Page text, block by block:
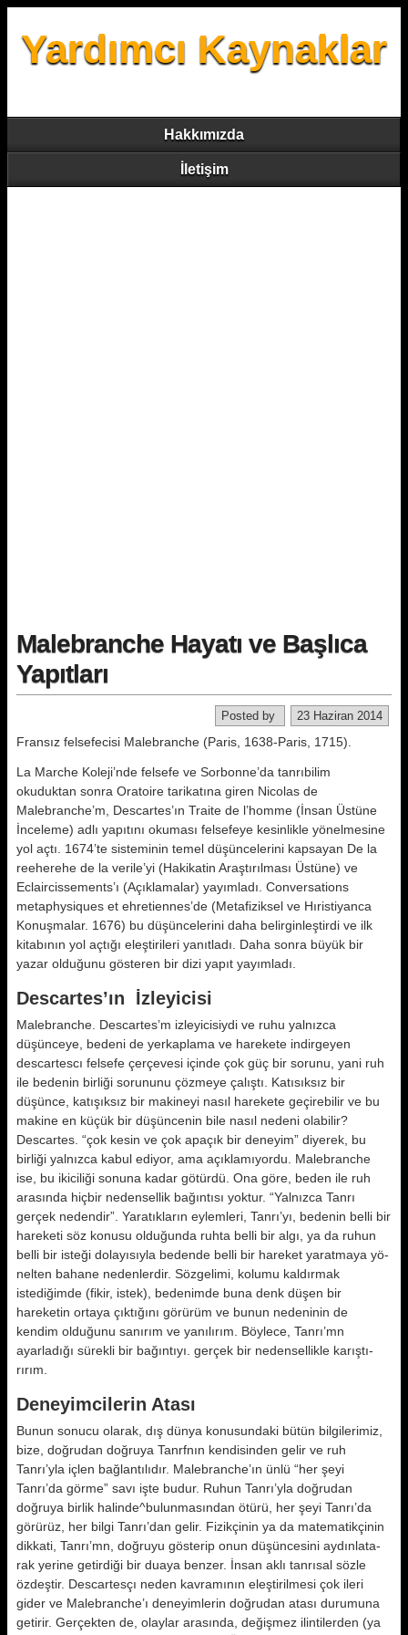
Yardımcı Kaynaklar
Hakkımızda
İletişim
Malebranche Hayatı ve Başlıca
Yapıtları
23 Haziran 2014
Posted by
Fransız felsefecisi Malebranche (Paris, 1638-Paris, 1715).
La Marche Koleji’nde felsefe ve Sorbonne’da tanrıbilim
okuduktan sonra Oratoire tarikatına giren Nicolas de
Malebranche’m, Descartes’ın Traite de l’homme (İnsan Üstüne
İnceleme) adlı yapıtını okuması felsefeye kesin­likle yönelmesine
yol açtı. 1674’te sis­teminin temel düşüncelerini kapsayan De la
reeherehe de la verile’yi (Haki­katin Araştırılması Üstüne) ve
Eclaircissements’ı (Açıklamalar) yayımladı. Conversations
metaphysiques et ehretiennes’de (Metafiziksel ve Hıristiyanca
Konuşmalar. 1676) bu düşüncele­rini daha belirginleştirdi ve ilk
kita­bının yol açtığı eleştirileri yanıtladı. Daha sonra büyük bir
yazar olduğu­nu gösteren bir dizi yapıt yayımladı.
Descartes’ın İzleyicisi
Malebranche. Descartes’m izleyicisiydi ve ruhu yalnızca
düşünceye, be­deni de yerkaplama ve harekete indir­geyen
descartescı felsefe çerçevesi içinde çok güç bir sorunu, yani ruh
ile bedenin birliği sorununu çözmeye ça­lıştı. Katısıksız bir
düşünce, katışıksız bir makineyi nasıl harekete geçirebi­lir ve bu
makine en küçük bir düşün­cenin bile nasıl nedeni olabilir?
Descartes. “çok kesin ve çok apaçık bir deneyim” diyerek, bu
birliği yalnızca kabul ediyor, ama açıklamıyordu. Ma­lebranche
ise, bu ikiciliği sonuna ka­dar götürdü. Ona göre, beden ile ruh
arasında hiçbir nedensellik bağıntısı yoktur. “Yalnızca Tanrı
gerçek ne­dendir”. Yaratıkların eylemleri, Tanrı’yı, bedenin belli bir
hareketi söz ko­nusu olduğunda ruhta belli bir algı, ya da ruhun
belli bir isteği dolayısıyla be­dende belli bir hareket yaratmaya yö­
nelten bahane nedenlerdir. Sözgelimi, kolumu kaldırmak
istediğimde (fikir, istek), bedenimde buna denk düşen bir
hareketin ortaya çıktığını görürüm ve bunun nedeninin de
kendim oldu­ğunu sanırım ve yanılırım. Böylece, Tanrı’mn
ayarladığı sürekli bir bağın­tıyı. gerçek bir nedensellikle karıştı­
rırım.
Deneyimcilerin Atası
Bunun sonucu olarak, dış dünya konu­sundaki bütün bilgilerimiz,
bize, doğ­rudan doğruya Tanrfnın kendisinden gelir ve ruh
Tanrı’yla içlen bağlantı­lıdır. Malebranche’ın ünlü “her şeyi
Tanrı’da görme” savı işte budur. Ru­hun Tanrı’yla doğrudan
doğruya bir­lik halinde^bulunmasından ötürü, her şeyi Tanrı’da
görürüz, her bilgi Tanrı’dan gelir. Fizikçinin ya da matema­tikçinin
dikkati, Tanrı’mn, doğruyu gösterip onun düşüncesini aydınlata­
rak yerine getirdiği bir duaya benzer. İnsan aklı tanrısal sözle
özdeştir. Descartesçı neden kavramının eleşti­rilmesi çok ileri
gider ve Malebranche’ı deneyimlerin doğrudan atası du­rumuna
getirir. Gerçekten de, olaylar arasında, değişmez ilintilerden (ya